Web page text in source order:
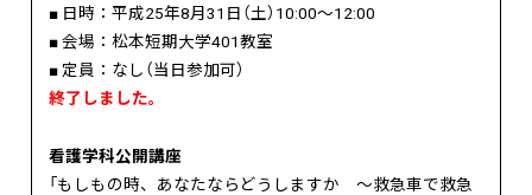
■ 日時：平成25年8月31日（土）10:00～12:00
■ 会場：松本短期大学401教室
■ 定員：なし（当日参加可）
終了しました。
看護学科公開講座
「もしもの時、あなたならどうしますか ～救急車で救急